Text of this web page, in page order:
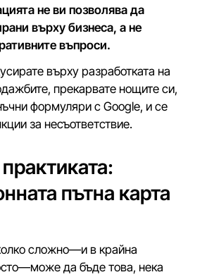
не ви позволява да
върху бизнеса, а не
въпроси.
върху разработката на
прекарвате нощите си,
формуляри с Google, и се
за несъответствие.
пътна карта
сложно—и в крайна
да бъде това, нека